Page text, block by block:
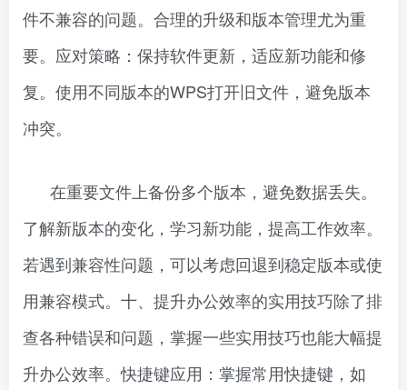
件不兼容的问题。合理的升级和版本管理尤为重
要。应对策略：保持软件更新，适应新功能和修
复。使用不同版本的WPS打开旧文件，避免版本
冲突。
在重要文件上备份多个版本，避免数据丢失。
了解新版本的变化，学习新功能，提高工作效率。
若遇到兼容性问题，可以考虑回退到稳定版本或使
用兼容模式。十、提升办公效率的实用技巧除了排
查各种错误和问题，掌握一些实用技巧也能大幅提
升办公效率。快捷键应用：掌握常用快捷键，如